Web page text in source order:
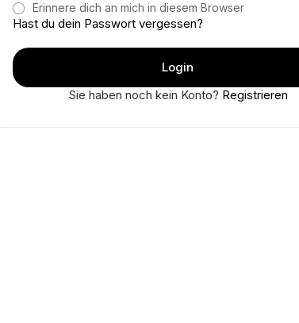
Erinnere dich an mich in diesem Browser
Hast du dein Passwort vergessen?
Sie haben noch kein Konto? Registrieren